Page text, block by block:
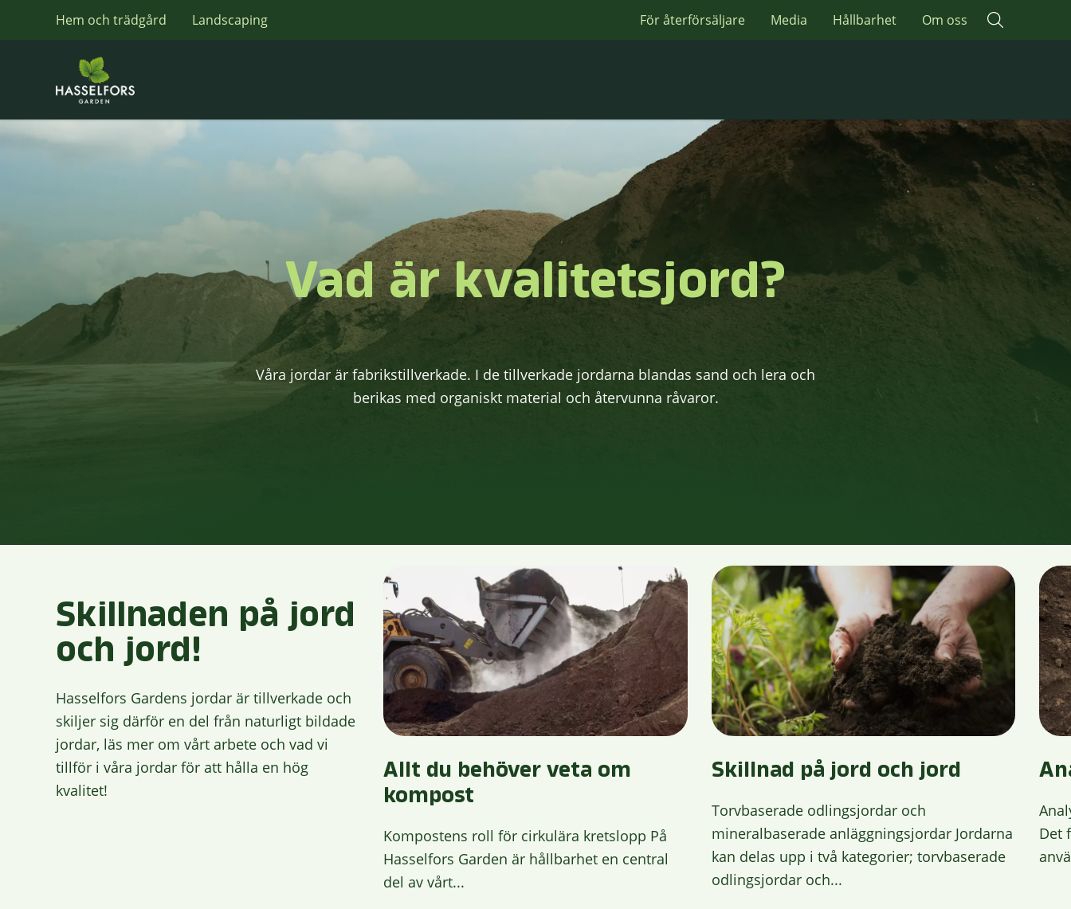
Hem och trädgård Landscaping För återförsäljare Media Hållbarhet Om oss
Vad är kvalitetsjord?
Våra jordar är fabrikstillverkade. I de tillverkade jordarna blandas sand och lera och
berikas med organiskt material och återvunna råvaror.
Skillnaden på jord
och jord!
Hasselfors Gardens jordar är tillverkade och
skiljer sig därför en del från naturligt bildade
jordar, läs mer om vårt arbete och vad vi
tillför i våra jordar för att hålla en hög
kvalitet!
Allt du behöver veta om
kompost
Kompostens roll för cirkulära kretslopp På
Hasselfors Garden är hållbarhet en central
del av vårt...
Skillnad på jord och jord
Torvbaserade odlingsjordar och
mineralbaserade anläggningsjordar Jordarna
kan delas upp i två kategorier; torvbaserade
odlingsjordar och...
Det